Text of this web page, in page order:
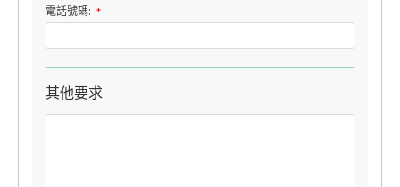
電話號碼: *
其他要求